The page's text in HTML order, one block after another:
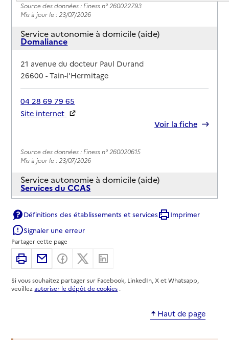
Source des données : Finess n° 260022793
Mis à jour le : 23/07/2026
Service autonomie à domicile (aide)
Domaliance
Adresse
21 avenue du docteur Paul Durand
26600-Tain-l'Hermitage
04 28 69 79 65
Site internet
Voir la fiche
Source des données : Finess n° 260020615
Mis à jour le : 23/07/2026
Service autonomie à domicile (aide)
Services du CCAS
Adresse
2 avenue du President Roosevelt
26600
04 75 08 90 53
Site internet
Rapport HAS
Définitions des établissements et services
Imprimer
Signaler une erreur
Partager cette page
ImprimerPartager par email
Partager sur Facebook
Partager sur X
Si vous souhaitez partager sur Facebook, LinkedIn, X et Whatsapp,
veuillezautoriser le dépôt de cookies .
Haut de page